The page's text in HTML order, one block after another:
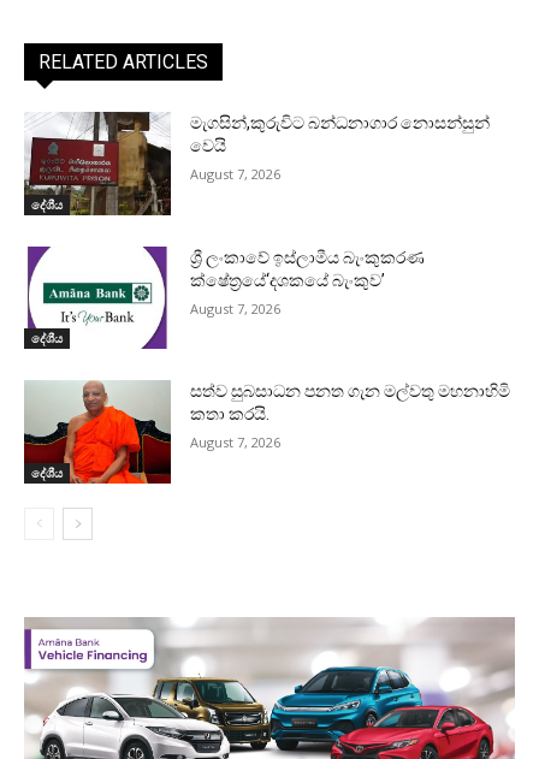
RELATED ARTICLES
දේශීය
මැගසින්,කුරුවිට බන්ධනාගාර නොසන්සුන්
වෙයි
August 7, 2026
දේශීය
ශ්‍රී ලංකාවේ ඉස්ලාමීය බැංකුකරණ
ක්ෂේත්‍රයේ‘දශකයේ බැංකුව’
August 7, 2026
දේශීය
සත්ව සුබසාධන පනත ගැන මල්වතු මහනාහිමි
කතා කරයි.
August 7, 2026